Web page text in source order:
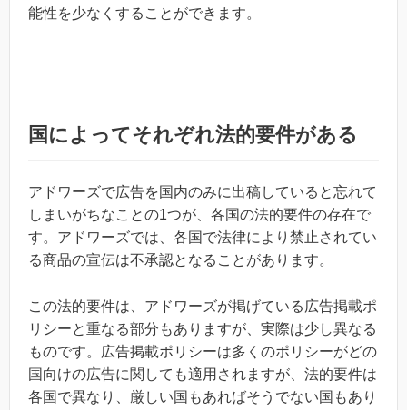
能性を少なくすることができます。
国によってそれぞれ法的要件がある
アドワーズで広告を国内のみに出稿していると忘れて
しまいがちなことの1つが、各国の法的要件の存在で
す。アドワーズでは、各国で法律により禁止されてい
る商品の宣伝は不承認となることがあります。
この法的要件は、アドワーズが掲げている広告掲載ポ
リシーと重なる部分もありますが、実際は少し異なる
ものです。広告掲載ポリシーは多くのポリシーがどの
国向けの広告に関しても適用されますが、法的要件は
各国で異なり、厳しい国もあればそうでない国もあり